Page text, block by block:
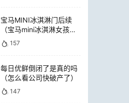
宝马MINI冰淇淋门后续
（宝马mini冰淇淋女孩员
工）157
每日优鲜倒闭了是真的吗
（怎么看公司快破产了）
147